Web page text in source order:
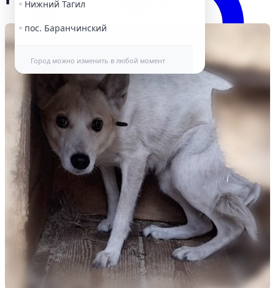
Нижний Тагил
пос. Баранчинский
Город можно изменить в любой момент
Избранное